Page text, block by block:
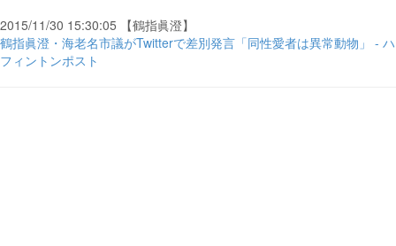
2015/11/30 15:30:05 【鶴指眞澄】
鶴指眞澄・海老名市議がTwitterで差別発言「同性愛者は異常動物」 - ハ
フィントンポスト